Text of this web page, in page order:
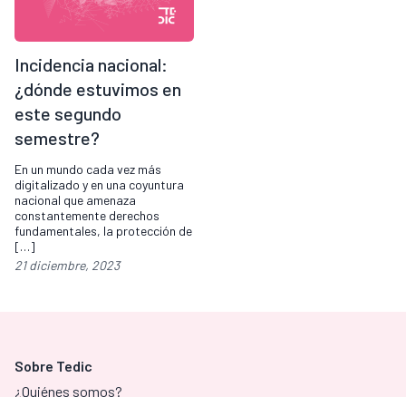
Incidencia nacional:
¿dónde estuvimos en
este segundo
semestre?
En un mundo cada vez más
digitalizado y en una coyuntura
nacional que amenaza
constantemente derechos
fundamentales, la protección de
[…]
21 diciembre, 2023
Sobre Tedic
¿Quiénes somos?